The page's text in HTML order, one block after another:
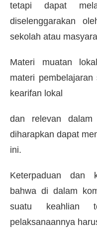
tetapi dapat
diselenggarakan
sekolah atau
Materi muatan
materi
kearifan lokal
dan relevan dalam
diharapkan dapat
ini.
Keterpaduan dan
bahwa di dalam
suatu keahlian
pelaksanaannya